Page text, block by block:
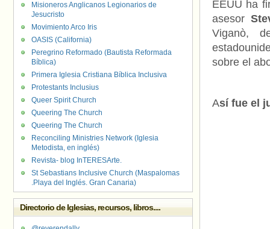
EEUU ha
asesor
Viganò,
sobre el
Así fue el
Misioneros Anglicanos Legionarios de
Jesucristo
Movimiento Arco Iris
OASIS (California)
Peregrino Reformado (Bautista Reformada
Bíblica)
Primera Iglesia Cristiana Bíblica Inclusiva
Protestants Inclusius
Queer Spirit Church
Queering The Church
Queering The Church
Reconciling Ministries Network (Iglesia
Metodista, en inglés)
Revista- blog InTERESArte.
St Sebastians Inclusive Church (Maspalomas
.Playa del Inglés. Gran Canaria)
Directorio de Iglesias, recursos, libros....